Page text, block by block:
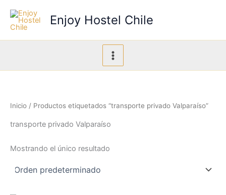
contenido
Enjoy Hostel Chile
Inicio / Productos etiquetados “transporte privado Valparaíso”
transporte privado Valparaíso
Mostrando el único resultado